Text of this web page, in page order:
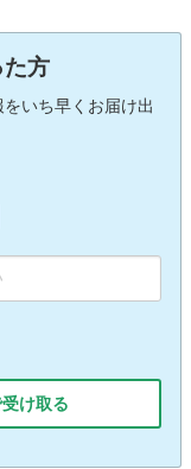
方
いち早くお届け出
け取る